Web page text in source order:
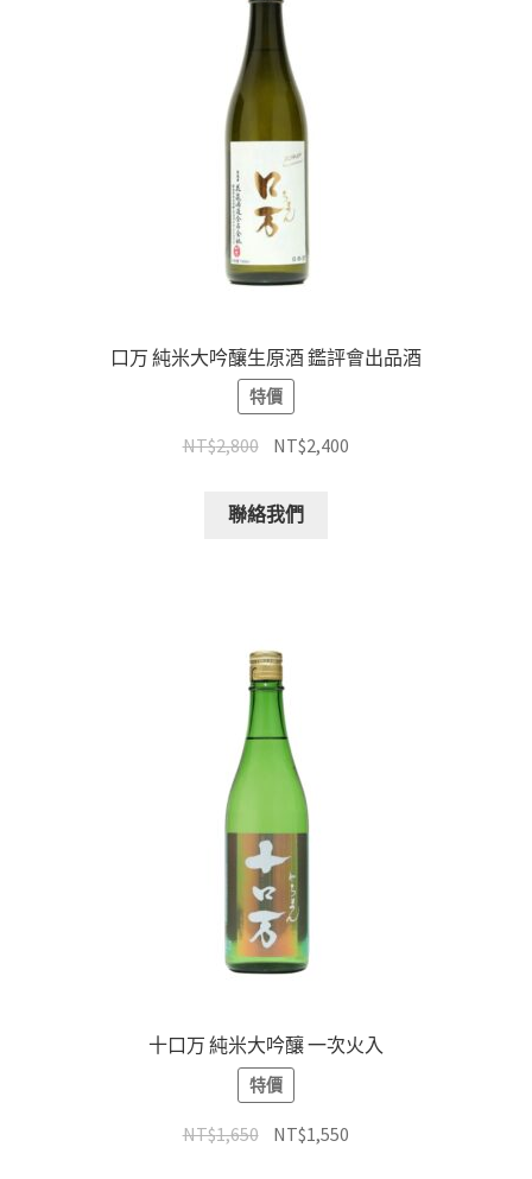
口万 純米大吟釀生原酒 鑑評會出品酒
特價
NT$2,800 NT$2,400
聯絡我們
十口万 純米大吟釀 一次火入
特價
NT$1,650 NT$1,550